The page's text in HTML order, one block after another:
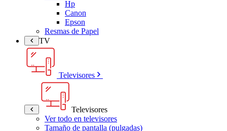
Hp
Canon
Epson
Resmas de Papel
TV
Televisores
Televisores
Ver todo en televisores
Tamaño de pantalla (pulgadas)